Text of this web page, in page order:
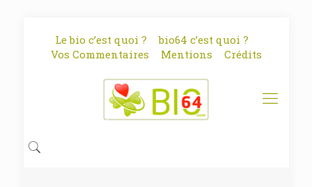
Le bio c’est quoi ?
bio64 c’est quoi ?
Vos Commentaires
Mentions Crédits